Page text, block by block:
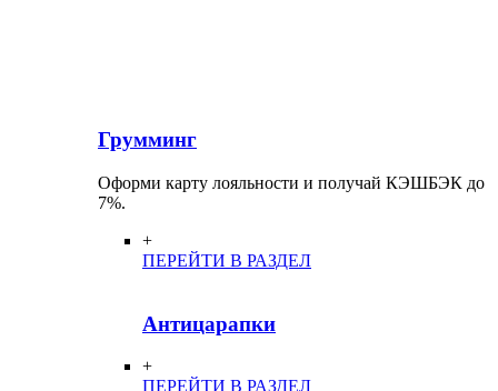
Грумминг
Оформи карту лояльности и получай КЭШБЭК до
7%.
+
ПЕРЕЙТИ В РАЗДЕЛ
Антицарапки
+
ПЕРЕЙТИ В РАЗДЕЛ